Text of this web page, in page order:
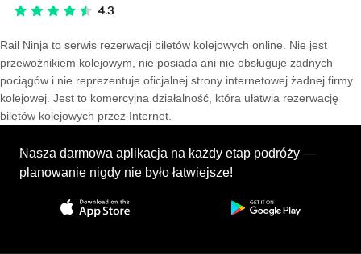
Rail Ninja to serwis rezerwacji biletów kolejowych online. Nie jest
przewoźnikiem kolejowym, nie posiada ani nie obsługuje żadnych
pociągów i nie reprezentuje oficjalnej strony internetowej żadnej firmy
kolejowej. Jest to komercyjna działalność, która ułatwia rezerwację
biletów kolejowych przez Internet.
Nasza darmowa aplikacja na każdy etap podróży —
planowanie nigdy nie było łatwiejsze!